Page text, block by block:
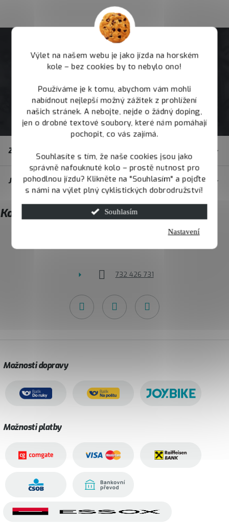
Výlet na našem webu je jako jízda na horském
kole – bez cookies by to nebylo ono!
Používáme je k tomu, abychom vám mohli
nabídnout nejlepší možný zážitek z prohlížení
našich stránek. A nebojte, nejde o žádný doping,
jen o drobné textové soubory, které nám pomáhají
pochopit, co vás zajímá.
Souhlasíte s tím, že naše cookies jsou jako
správně nafouknuté kolo – prostě nutnost pro
pohodlnou jízdu? Klikněte na "Souhlasím" a pojďte
s námi na výlet plný cyklistických dobrodružství!
Souhlasím
Nastavení
t
í
Zákaznický servis
JOY.BIKE
Kontakt
732 426 731
Možnosti dopravy
Možnosti platby